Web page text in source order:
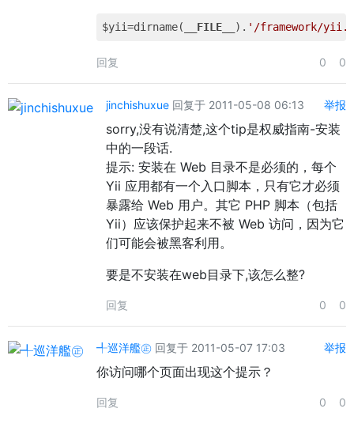
$yii=dirname( __FILE__ ). '/framework/
回复 0 0
jinchishuxue 回复于 2011-05-08 06:13 举报
sorry,没有说清楚,这个tip是权威指南-安装
中的一段话.
提示: 安装在 Web 目录不是必须的，每个
Yii 应用都有一个入口脚本，只有它才必须
暴露给 Web 用户。其它 PHP 脚本（包括
Yii）应该保护起来不被 Web 访问，因为它
们可能会被黑客利用。
要是不安装在web目录下,该怎么整?
回复 0 0
╃巡洋艦㊣ 回复于 2011-05-07 17:03 举报
你访问哪个页面出现这个提示？
回复 0 0